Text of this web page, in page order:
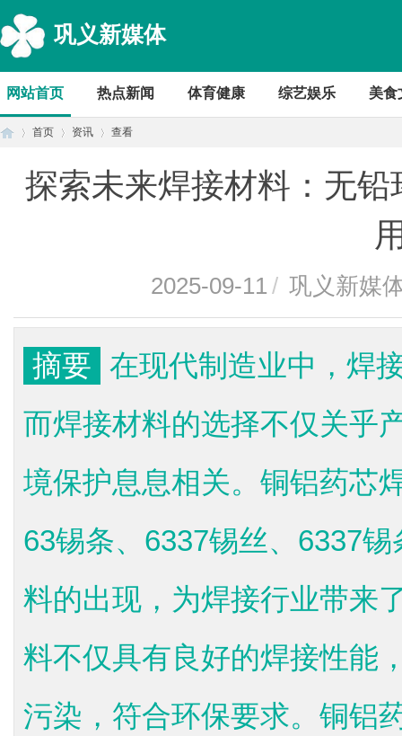
巩义新媒体
网站首页 热点新闻 体育健康 综艺娱乐 美食
首页 资讯 查看
探索未来焊接材料：无
2025-09-11 / 巩义新媒
摘要 在现代制造业中，焊
而焊接材料的选择不仅关乎
境保护息息相关。铜铝药芯
63锡条、6337锡丝、6337
料的出现，为焊接行业带来
料不仅具有良好的焊接性能
污染，符合环保要求。铜铝